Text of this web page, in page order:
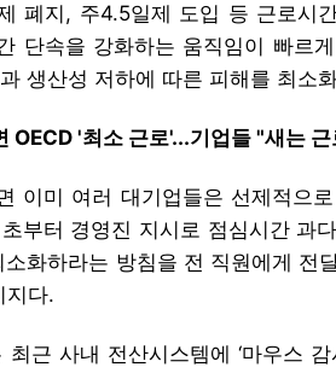
폐지, 주4.5일제 도입 등 근로시
단속을 강화하는 움직임이 빠르
생산성 저하에 따른 피해를 최소
'최소 근로'...기업들 "새는 근
이미 여러 대기업들은 선제적으
부터 경영진 지시로 점심시간 과
소화하라는 방침을 전 직원에게 전
지다.
근 사내 전산시스템에 ‘마우스